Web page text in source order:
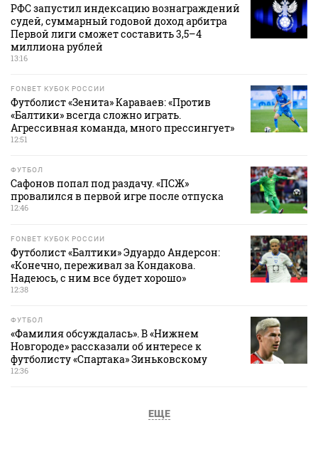
РФС запустил индексацию вознаграждений
судей, суммарный годовой доход арбитра
Первой лиги сможет составить 3,5–4
миллиона рублей
13:16
FONBET КУБОК РОССИИ
Футболист «Зенита» Караваев: «Против
«Балтики» всегда сложно играть.
Агрессивная команда, много прессингует»
12:51
ФУТБОЛ
Сафонов попал под раздачу. «ПСЖ»
провалился в первой игре после отпуска
12:46
FONBET КУБОК РОССИИ
Футболист «Балтики» Эдуардо Андерсон:
«Конечно, переживал за Кондакова.
Надеюсь, с ним все будет хорошо»
12:38
ФУТБОЛ
«Фамилия обсуждалась». В «Нижнем
Новгороде» рассказали об интересе к
футболисту «Спартака» Зиньковскому
12:36
ЕЩЕ